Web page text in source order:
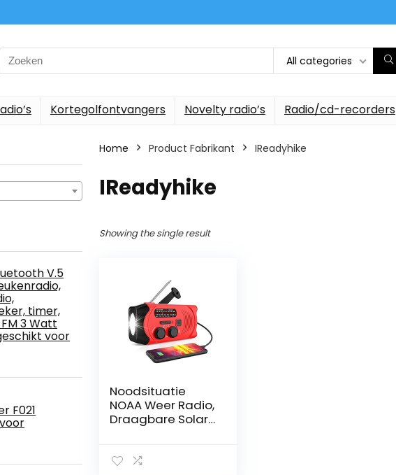
Search
for:
All categories
Kortegolfontvangers Novelty radio’s Radio/cd-recorders
V.5
timer,
3 Watt
voor
F021
Home Product Fabrikant ‎IReadyhike
‎IReadyhike
Showing the single result
Noodsituatie
NOAA Weer Radio,
Draagbare Solar
met LED Zaklamp,